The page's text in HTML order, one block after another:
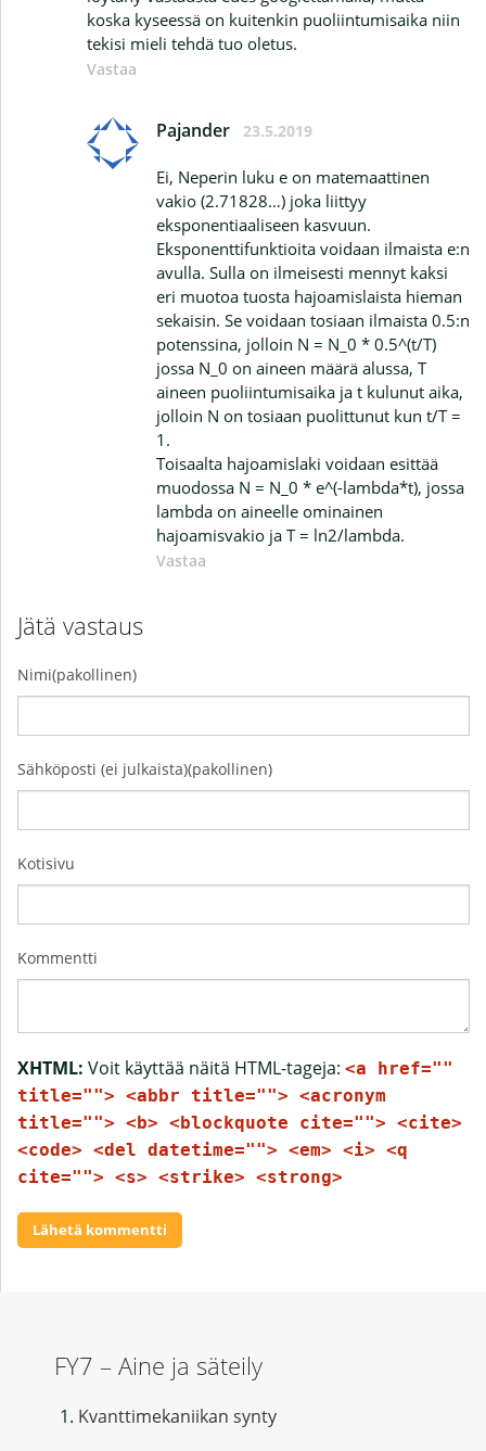
koska kyseessä on kuitenkin puoliintumisaika niin
tekisi mieli tehdä tuo oletus.
Vastaa
Pajander 23.5.2019
Ei, Neperin luku e on matemaattinen
vakio (2.71828…) joka liittyy
eksponentiaaliseen kasvuun.
Eksponenttifunktioita voidaan ilmaista e:n
avulla. Sulla on ilmeisesti mennyt kaksi
eri muotoa tuosta hajoamislaista hieman
sekaisin. Se voidaan tosiaan ilmaista 0.5:n
potenssina, jolloin N = N_0 * 0.5^(t/T)
jossa N_0 on aineen määrä alussa, T
aineen puoliintumisaika ja t kulunut aika,
jolloin N on tosiaan puolittunut kun t/T =
1.
Toisaalta hajoamislaki voidaan esittää
muodossa N = N_0 * e^(-lambda*t), jossa
lambda on aineelle ominainen
hajoamisvakio ja T = ln2/lambda.
Vastaa
Jätä vastaus
Nimi(pakollinen)
Sähköposti (ei julkaista)(pakollinen)
Kotisivu
Kommentti
XHTML: Voit käyttää näitä HTML-tageja: <a href=""
title=""> <abbr title=""> <acronym
title=""> <b> <blockquote cite=""> <cite>
<code> <del datetime=""> <em> <i> <q
cite=""> <s> <strike> <strong>
FY7 – Aine ja säteily
Kvanttimekaniikan synty